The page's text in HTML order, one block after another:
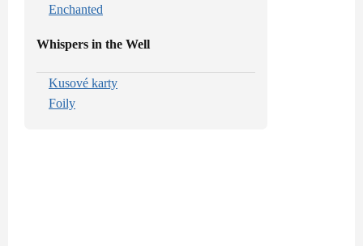
Enchanted
Whispers in the Well
Kusové karty
Foily